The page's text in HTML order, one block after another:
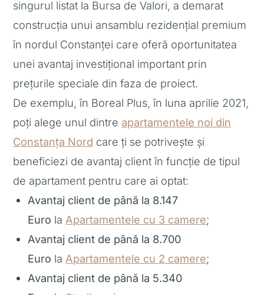
singurul listat la Bursa de Valori, a demarat
construcția unui ansamblu rezidențial premium
în nordul Constanței care oferă oportunitatea
unei avantaj investițional important prin
prețurile speciale din faza de proiect.
De exemplu, în Boreal Plus, în luna aprilie 2021,
poți alege unul dintre apartamentele noi din
Constanța Nord care ți se potrivește și
beneficiezi de avantaj client în funcție de tipul
de apartament pentru care ai optat:
Avantaj client de până la 8.147
Euro la Apartamentele cu 3 camere;
Avantaj client de până la 8.700
Euro la Apartamentele cu 2 camere;
Avantaj client de până la 5.340